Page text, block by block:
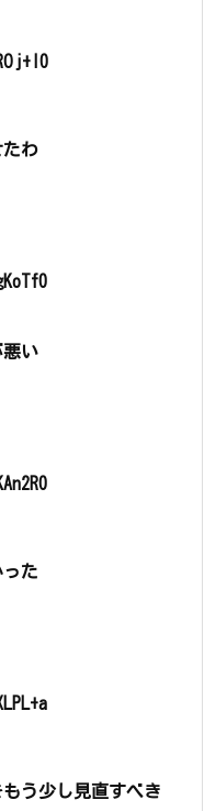
たわ
悪い
た
う少し見直すべき